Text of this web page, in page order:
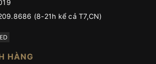
(8-21h kể cả T7,CN)
HÀNG